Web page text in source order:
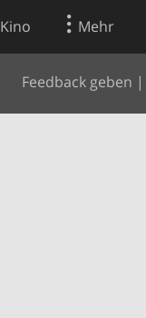
Kino Mehr
Feedback geben |